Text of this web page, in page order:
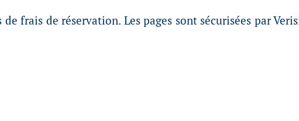
de frais de réservation. Les pages sont sécurisées par